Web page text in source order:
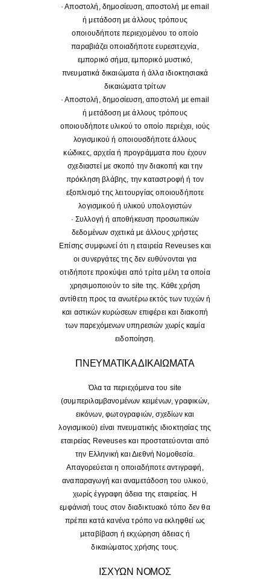
· Αποστολή, δημοσίευση, αποστολή με email
ή μετάδοση με άλλους τρόπους
οποιουδήποτε περιεχομένου το οποίο
παραβιάζει οποιαδήποτε ευρεσιτεχνία,
εμπορικό σήμα, εμπορικό μυστικό,
πνευματικά δικαιώματα ή άλλα ιδιοκτησιακά
δικαιώματα τρίτων
· Αποστολή, δημοσίευση, αποστολή με email
ή μετάδοση με άλλους τρόπους
οποιουδήποτε υλικού το οποίο περιέχει, ιούς
λογισμικού ή οποιουσδήποτε άλλους
κώδικες, αρχεία ή προγράμματα που έχουν
σχεδιαστεί με σκοπό την διακοπή και την
πρόκληση βλάβης, την καταστροφή ή τον
εξοπλισμό της λειτουργίας οποιουδήποτε
λογισμικού ή υλικού υπολογιστών
· Συλλογή ή αποθήκευση προσωπικών
δεδομένων σχετικά με άλλους χρήστες
Επίσης συμφωνεί ότι η εταιρεία Reveuses και
οι συνεργάτες της δεν ευθύνονται για
οτιδήποτε προκύψει από τρίτα μέλη τα οποία
χρησιμοποιούν το site της. Κάθε χρήση
αντίθετη προς τα ανωτέρω εκτός των τυχών ή
και αστικών κυρώσεων επιφέρει και διακοπή
των παρεχόμενων υπηρεσιών χωρίς καμία
ειδοποίηση.
ΠΝΕΥΜΑΤΙΚΑ ΔΙΚΑΙΩΜΑΤΑ
Όλα τα περιεχόμενα του site
(συμπεριλαμβανομένων κειμένων, γραφικών,
εικόνων, φωτογραφιών, σχεδίων και
λογισμικού) είναι πνευματικής ιδιοκτησίας της
εταιρείας Reveuses και προστατεύονται από
την Ελληνική και Διεθνή Νομοθεσία.
Απαγορεύεται η οποιαδήποτε αντιγραφή,
αναπαραγωγή και αναμετάδοση του υλικού,
χωρίς έγγραφη άδεια της εταιρείας. Η
εμφάνισή τους στον διαδικτυακό τόπο δεν θα
πρέπει κατά κανένα τρόπο να εκληφθεί ως
μεταβίβαση ή εκχώρηση άδειας ή
δικαιώματος χρήσης τους.
ΙΣΧΥΩΝ ΝΟΜΟΣ